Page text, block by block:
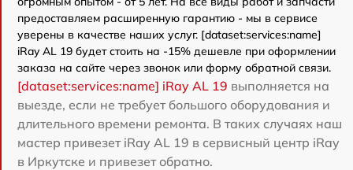
предоставляем расширенную гарантию - мы в сервисе
уверены в качестве наших услуг. [dataset:services:name]
iRay AL 19 будет стоить на -15% дешевле при оформлении
заказа на сайте через звонок или форму обратной связи.
[dataset:services:name] iRay AL 19 выполняется на
выезде, если не требует большого оборудования и
длительного времени ремонта. В таких случаях наш
мастер привезет iRay AL 19 в сервисный центр iRay
в Иркутске и привезет обратно.